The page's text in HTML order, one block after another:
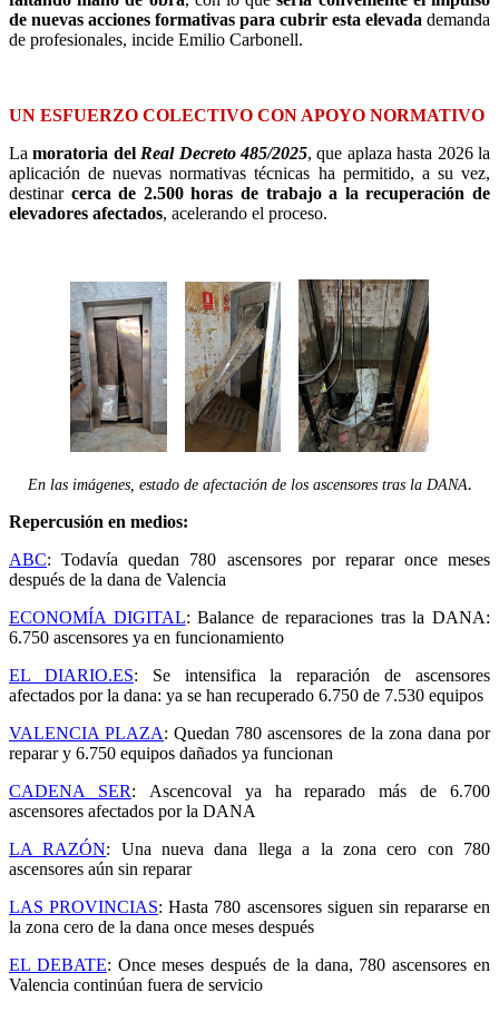
de nuevas acciones formativas para cubrir esta elevada demanda
de profesionales, incide Emilio Carbonell.
UN ESFUERZO COLECTIVO CON APOYO NORMATIVO
Lamoratoria del Real Decreto 485/2025, que aplaza hasta 2026 la
aplicación de nuevas normativas técnicas ha permitido, a su vez,
destinar cerca de 2.500 horas de trabajo a la recuperación de
elevadores afectados, acelerando el proceso.
En las imágenes, estado de afectación de los ascensores tras la DANA.
Repercusión en medios:
ABC: Todavía quedan 780 ascensores por reparar once meses
después de la dana de Valencia
ECONOMÍA DIGITAL: Balance de reparaciones tras la DANA:
6.750 ascensores ya en funcionamiento
EL DIARIO.ES: Se intensifica la reparación de ascensores
afectados por la dana: ya se han recuperado 6.750 de 7.530 equipos
VALENCIA PLAZA: Quedan 780 ascensores de la zona dana por
reparar y 6.750 equipos dañados ya funcionan
CADENA SER: Ascencoval ya ha reparado más de 6.700
ascensores afectados por la DANA
LA RAZÓN: Una nueva dana llega a la zona cero con 780
ascensores aún sin reparar
LAS PROVINCIAS: Hasta 780 ascensores siguen sin repararse en
la zona cero de la dana once meses después
EL DEBATE: Once meses después de la dana, 780 ascensores en
Valencia continúan fuera de servicio